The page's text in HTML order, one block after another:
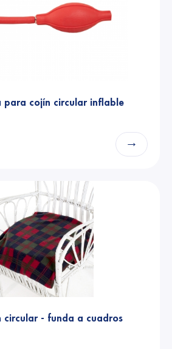
para cojín circular inflable
→
circular - funda a cuadros